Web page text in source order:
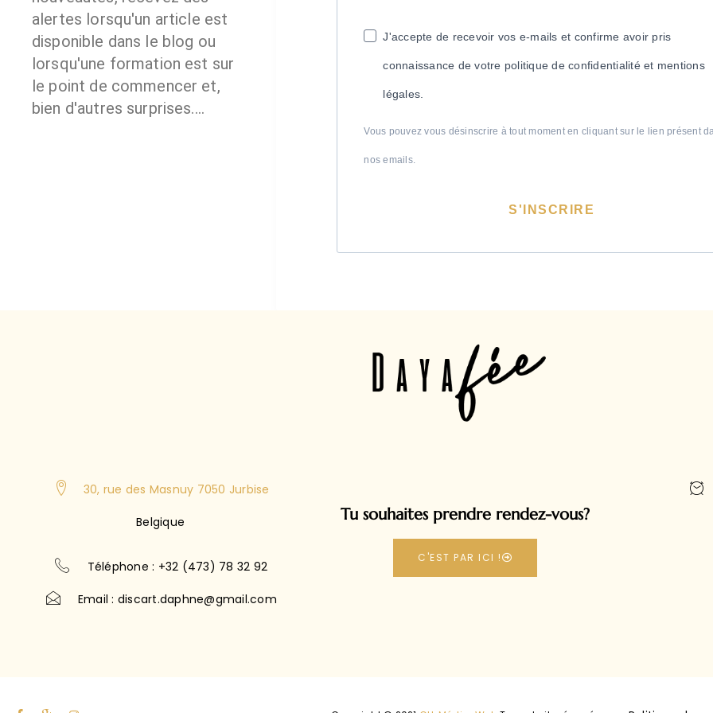
alertes lorsqu'un article est
disponible dans le blog ou
lorsqu'une formation est sur
le point de commencer et,
bien d'autres surprises....
J'accepte de recevoir vos e-mails et confirme avoir pris
connaissance de votre politique de confidentialité et mentions
légales.
Vous pouvez vous désinscrire à tout moment en cliquant sur le lien présent
nos emails.
S'INSCRIRE
30, rue des Masnuy 7050 Jurbise
Belgique
Téléphone : +32 (473) 78 32 92
Email : discart.daphne@gmail.com
Tu souhaites prendre rendez-vous?
C'EST PAR ICI !